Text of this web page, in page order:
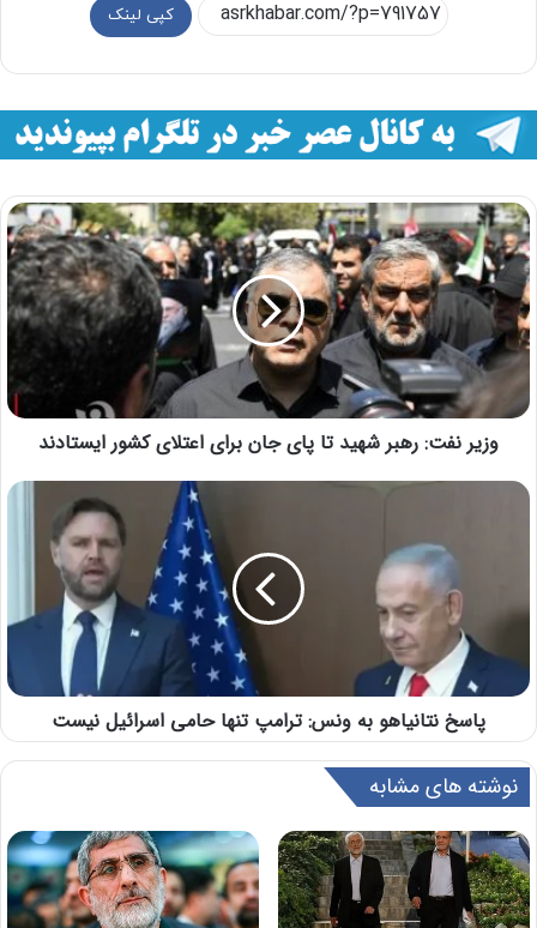
کپی لینک
وزیر نفت: رهبر شهید تا پای جان برای اعتلای کشور ایستادند
پاسخ نتانیاهو به ونس: ترامپ تنها حامی اسرائیل نیست
نوشته های مشابه